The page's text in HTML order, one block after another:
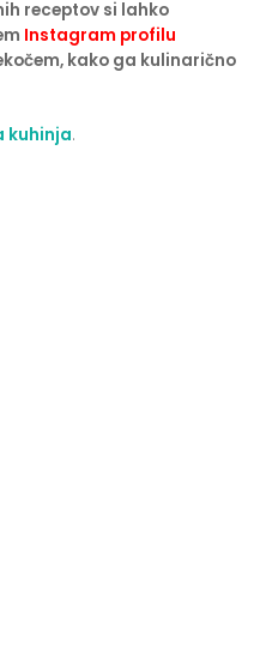
receptov si lahko
Instagram profilu
kako ga kulinarično
kuhinja.